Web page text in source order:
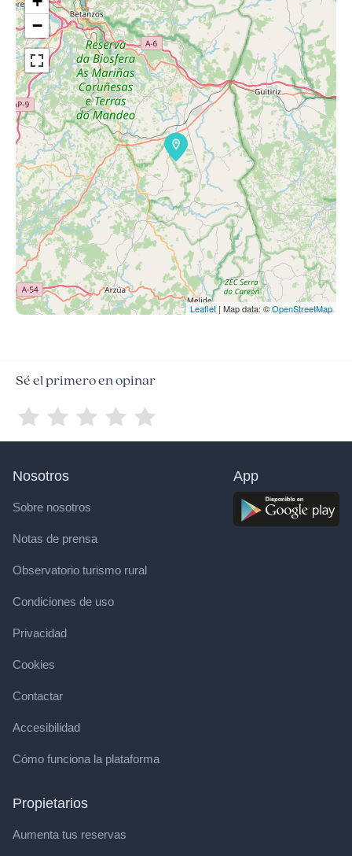
−
Leaflet | Map data: ©OpenStreetMap
Sé el primero en opinar
Nosotros
Sobre nosotros
Notas de prensa
Observatorio turismo rural
Condiciones de uso
Privacidad
Cookies
Contactar
Accesibilidad
Cómo funciona la plataforma
Propietarios
Aumenta tus reservas
App